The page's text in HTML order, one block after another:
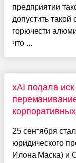
предприятии
допустить
горючести
что ...
xAI подала
25 сентября
юридического
Илона Маска) и